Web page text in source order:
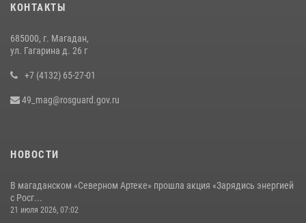
13 июля 2026, 07:31
КОНТАКТЫ
685000, г. Магадан,
ул. Гагарина д. 26 г
+7 (4132) 65-27-01
49_mag@rosguard.gov.ru
НОВОСТИ
В магаданском «Северном Артеке» прошла акция «Зарядись энергией
с Росг...
21 июля 2026, 07:02